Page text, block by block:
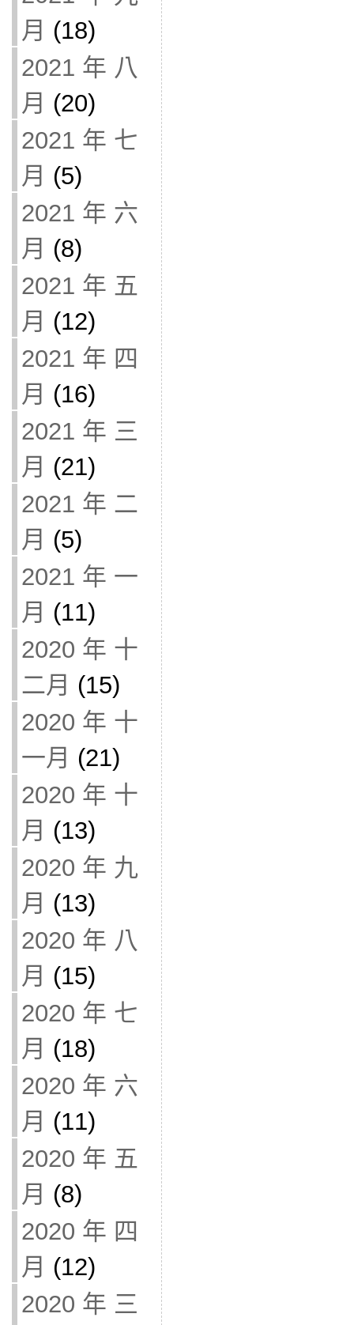
月 (18)
2021 年 八
月 (20)
2021 年 七
月 (5)
2021 年 六
月 (8)
2021 年 五
月 (12)
2021 年 四
月 (16)
2021 年 三
月 (21)
2021 年 二
月 (5)
2021 年 一
月 (11)
2020 年 十
二月 (15)
2020 年 十
一月 (21)
2020 年 十
月 (13)
2020 年 九
月 (13)
2020 年 八
月 (15)
2020 年 七
月 (18)
2020 年 六
月 (11)
2020 年 五
月 (8)
2020 年 四
月 (12)
2020 年 三